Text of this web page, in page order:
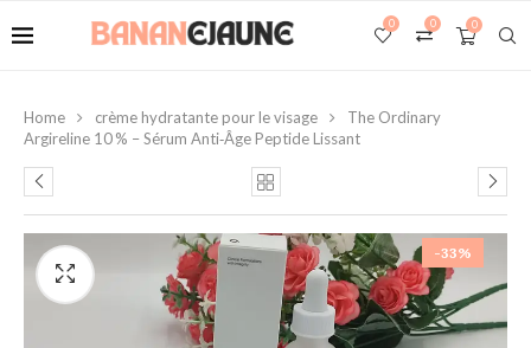
0
0
0
Home crème hydratante pour le visage
The Ordinary
Argireline 10 % – Sérum Anti‑Âge Peptide Lissant
-33%